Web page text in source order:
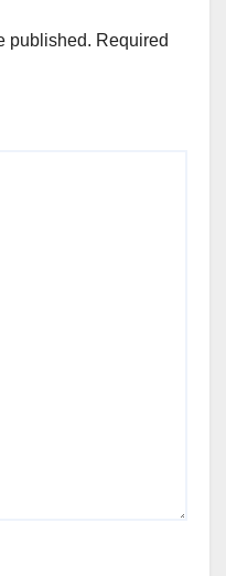
published. Required